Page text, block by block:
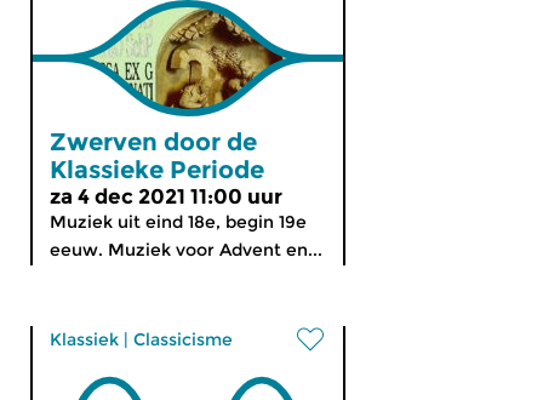
Zwerven door de
Klassieke Periode
za 4 dec 2021 11:00 uur
Muziek uit eind 18e, begin 19e
eeuw. Muziek voor Advent en...
Klassiek | Classicisme